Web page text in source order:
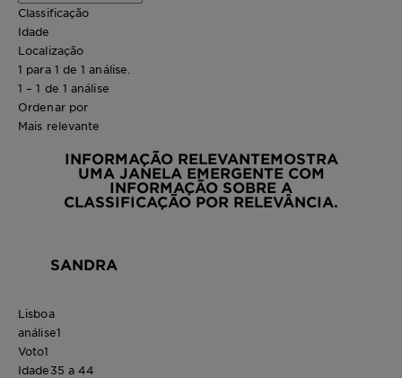
Classificação
Idade
Localização
1 para 1 de 1 análise.
1 – 1 de 1 análise
Ordenar por
Mais relevante
INFORMAÇÃO RELEVANTEMOSTRA
UMA JANELA EMERGENTE COM
INFORMAÇÃO SOBRE A
CLASSIFICAÇÃO POR RELEVÂNCIA.
SANDRA
Lisboa
análise1
Voto1
Idade35 a 44